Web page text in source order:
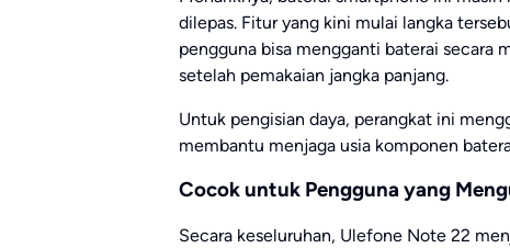
dilepas. Fitur yang kini mulai langka
pengguna bisa mengganti baterai secara
setelah pemakaian jangka panjang.
Untuk pengisian daya, perangkat ini
membantu menjaga usia komponen
Cocok untuk Pengguna yang
Secara keseluruhan, Ulefone Note 22